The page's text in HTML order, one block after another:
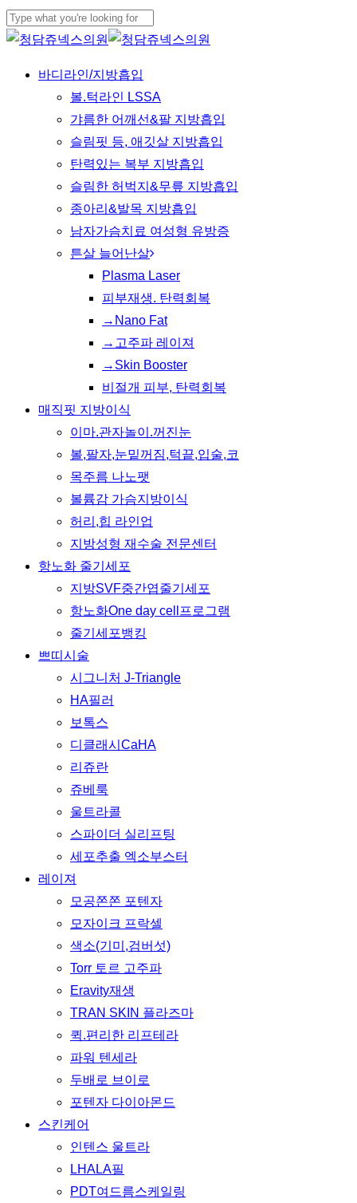
Skip
to
content
Close
Menu
바디라인/지방흡입
볼.턱라인 LSSA
갸름한 어깨선&팔 지방흡입
슬림핏 등, 애깃살 지방흡입
탄력있는 복부 지방흡입
슬림한 허벅지&무릎 지방흡입
종아리&발목 지방흡입
남자가슴치료 여성형 유방증
튼살 늘어난살
Plasma Laser
피부재생. 탄력회복
→Nano Fat
→고주파 레이져
→Skin Booster
비절개 피부, 탄력회복
매직핏 지방이식
이마.관자놀이.꺼진눈
볼,팔자,눈밑꺼짐,턱끝,입술,코
목주름 나노팻
볼륨감 가슴지방이식
허리,힙 라인업
지방성형 재수술 전문센터
항노화 줄기세포
지방SVF중간엽줄기세포
항노화One day cell프로그램
줄기세포뱅킹
쁘띠시술
시그니처 J-Triangle
HA필러
보톡스
디클래시CaHA
리쥬란
쥬베룩
울트라콜
스파이더 실리프팅
세포추출 엑소부스터
레이져
모공쫀쫀 포텐자
모자이크 프락셀
색소(기미,검버섯)
Torr 토르 고주파
Eravity재생
TRAN SKIN 플라즈마
퀵.편리한 리프테라
파워 텐세라
두배로 브이로
포텐자 다이아몬드
스킨케어
인텐스 울트라
LHALA필
PDT여드름스케일링